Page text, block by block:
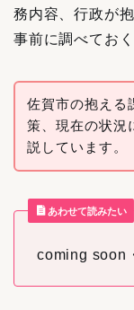
務内容、行政が
事前に調べてお
佐賀市の抱える
策、現在の状況
説しています。
あわせて読みたい
coming soon